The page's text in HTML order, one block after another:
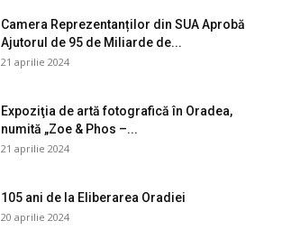
Camera Reprezentanților din SUA Aprobă
Ajutorul de 95 de Miliarde de...
21 aprilie 2024
Expoziţia de artă fotografică în Oradea,
numită „Zoe & Phos –...
21 aprilie 2024
105 ani de la Eliberarea Oradiei
20 aprilie 2024